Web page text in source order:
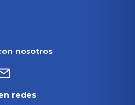
nosotros
redes